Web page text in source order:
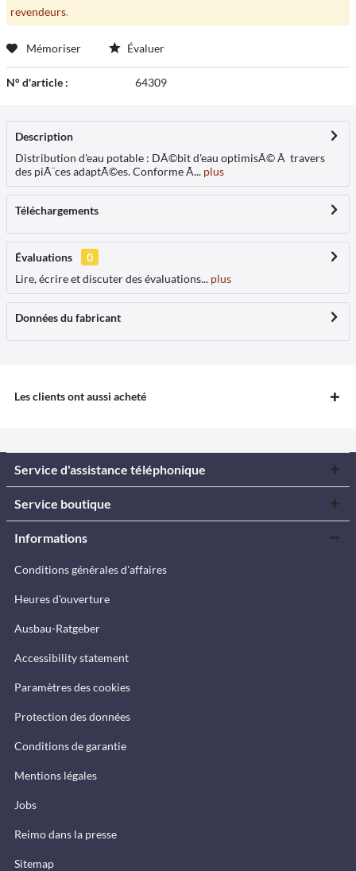
revendeurs.
Mémoriser Évaluer
N° d'article : 64309
Description
Distribution d'eau potable : DÃ©bit d'eau optimisÃ© Ã travers
des piÃ¨ces adaptÃ©es. Conforme Ã... plus
Téléchargements
Évaluations
0
Lire, écrire et discuter des évaluations... plus
Données du fabricant
Les clients ont aussi acheté
Service d'assistance téléphonique
Service boutique
Informations
Conditions générales d'affaires
Heures d'ouverture
Ausbau-Ratgeber
Accessibility statement
Paramètres des cookies
Protection des données
Conditions de garantie
Mentions légales
Jobs
Reimo dans la presse
Sitemap